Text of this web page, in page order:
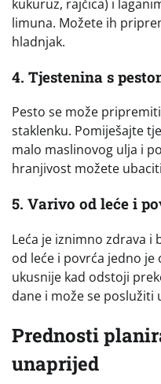
kukuruz, rajčica) i
limuna. Možete ih
hladnjak.
4. Tjestenina s
Pesto se može
staklenku. Pomiješajte
malo maslinovog ulja i
hranjivost možete
5. Varivo od leće i
Leća je iznimno zdrava i
od leće i povrća jedno
ukusnije kad odstoji
dane i može se poslužiti
Prednosti
unaprijed